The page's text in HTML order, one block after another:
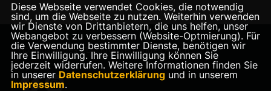
Homepage des CDU Kreisverbandes Aurich
Diese Webseite verwendet Cookies, die notwendig
sind, um die Webseite zu nutzen. Weiterhin verwenden
wir Dienste von Drittanbietern, die uns helfen, unser
Webangebot zu verbessern (Website-Optmierung). Für
die Verwendung bestimmter Dienste, benötigen wir
Ihre Einwilligung. Ihre Einwilligung können Sie
jederzeit widerrufen. Weitere Informationen finden Sie
in unserer Datenschutzerklärungund in unserem
Impressum.